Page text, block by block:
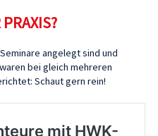
angelegt sind und
bei gleich mehreren
Schaut gern rein!